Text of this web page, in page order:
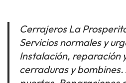
Cerrajeros La
Servicios normales y
Instalación, reparación
cerraduras y